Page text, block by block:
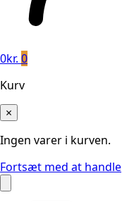
0kr. 0
Kurv
×
Ingen varer i kurven.
Fortsæt med at handle